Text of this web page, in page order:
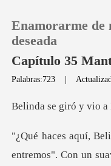
Historia
Enamorarme de
deseada
Capítulo 35
Palabras:723 |
giró y vi